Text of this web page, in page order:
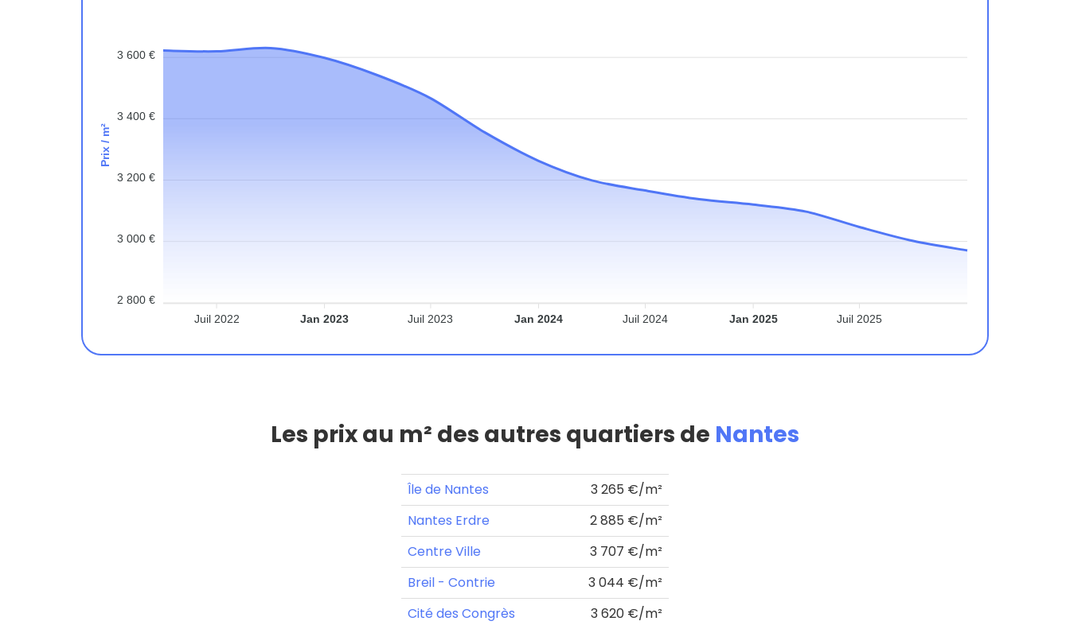
3 600 €
3 400 €
3 200 €
3 000 €
2 800 €
Prix / m²
Juil 2022 Jan 2023 Juil 2023 Jan 2024 Juil 2024 Jan 2025 Juil 2025
Les prix au m² des autres quartiers de Nantes
Île de Nantes
3 265 €/m²
Nantes Erdre
2 885 €/m²
Centre Ville
3 707 €/m²
Breil - Contrie
3 044 €/m²
Cité des Congrès
3 620 €/m²